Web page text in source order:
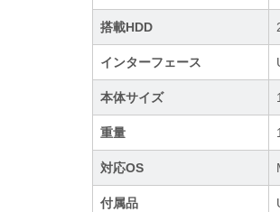
搭載HDD
インターフェース
本体サイズ
重量
対応OS
付属品